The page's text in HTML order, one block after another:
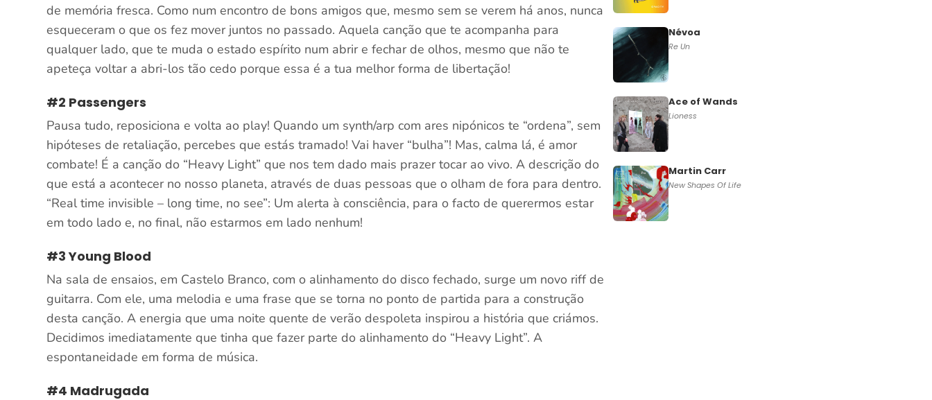
de memória fresca. Como num encontro de bons amigos que, mesmo sem se verem há anos, nunca
esqueceram o que os fez mover juntos no passado. Aquela canção que te acompanha para
qualquer lado, que te muda o estado espírito num abrir e fechar de olhos, mesmo que não te
apeteça voltar a abri-los tão cedo porque essa é a tua melhor forma de libertação!
#2 Passengers
Pausa tudo, reposiciona e volta ao play! Quando um synth/arp com ares nipónicos te “ordena”, sem
hipóteses de retaliação, percebes que estás tramado! Vai haver “bulha”! Mas, calma lá, é amor
combate! É a canção do “Heavy Light” que nos tem dado mais prazer tocar ao vivo. A descrição do
que está a acontecer no nosso planeta, através de duas pessoas que o olham de fora para dentro.
“Real time invisible – long time, no see”: Um alerta à consciência, para o facto de querermos estar
em todo lado e, no final, não estarmos em lado nenhum!
#3 Young Blood
Na sala de ensaios, em Castelo Branco, com o alinhamento do disco fechado, surge um novo riff de
guitarra. Com ele, uma melodia e uma frase que se torna no ponto de partida para a construção
desta canção. A energia que uma noite quente de verão despoleta inspirou a história que criámos.
Decidimos imediatamente que tinha que fazer parte do alinhamento do “Heavy Light”. A
espontaneidade em forma de música.
#4 Madrugada
Névoa
Re Un
Ace of Wands
Lioness
Martin Carr
New Shapes Of Life